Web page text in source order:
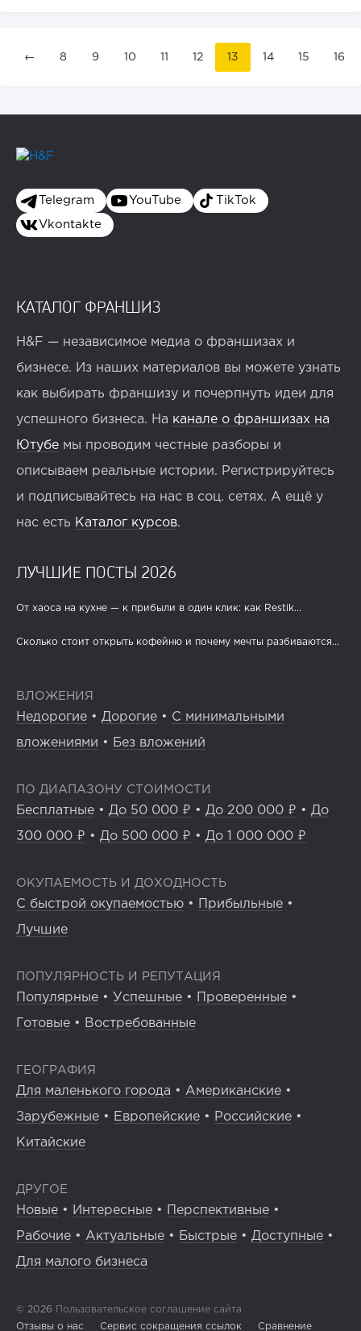
← 8 9 10 11 12 13 14 15 16
Telegram YouTube TikTok
Vkontakte
КАТАЛОГ ФРАНШИЗ
H&F — независимое медиа о франшизах и
бизнесе. Из наших материалов вы можете узнать
как выбирать франшизу и почерпнуть идеи для
успешного бизнеса. На канале о франшизах на
Ютубе мы проводим честные разборы и
описываем реальные истории. Регистрируйтесь
и подписывайтесь на нас в соц. сетях. А ещё у
нас есть Каталог курсов.
ЛУЧШИЕ ПОСТЫ 2026
От хаоса на кухне — к прибыли в один клик: как Restik...
Сколько стоит открыть кофейню и почему мечты разбиваются...
ВЛОЖЕНИЯ
Недорогие • Дорогие • С минимальными
вложениями • Без вложений
ПО ДИАПАЗОНУ СТОИМОСТИ
Бесплатные • До 50 000 ₽ • До 200 000 ₽ • До
300 000 ₽ • До 500 000 ₽ • До 1 000 000 ₽
ОКУПАЕМОСТЬ И ДОХОДНОСТЬ
С быстрой окупаемостью • Прибыльные •
Лучшие
ПОПУЛЯРНОСТЬ И РЕПУТАЦИЯ
Популярные • Успешные • Проверенные •
Готовые • Востребованные
ГЕОГРАФИЯ
Для маленького города • Американские •
Зарубежные • Европейские • Российские •
Китайские
ДРУГОЕ
Новые • Интересные • Перспективные •
Рабочие • Актуальные • Быстрые • Доступные •
Для малого бизнеса
© 2026 Пользовательское соглашение сайта
Отзывы о нас
Сервис сокращения ссылок Сравнение